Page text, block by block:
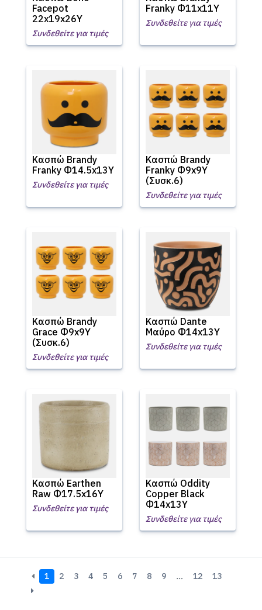
Facepot
22x19x26Υ
Συνδεθείτε για τιμές
Franky Φ11x11Υ
Συνδεθείτε για τιμές
Κασπώ Brandy
Franky Φ14.5x13Υ
Συνδεθείτε για τιμές
Κασπώ Brandy
Franky Φ9x9Υ
(Συσκ.6)
Συνδεθείτε για τιμές
Κασπώ Brandy
Grace Φ9x9Υ
(Συσκ.6)
Συνδεθείτε για τιμές
Κασπώ Dante
Μαύρο Φ14x13Υ
Συνδεθείτε για τιμές
Κασπώ Earthen
Raw Φ17.5x16Υ
Συνδεθείτε για τιμές
Κασπώ Oddity
Copper Black
Φ14x13Υ
Συνδεθείτε για τιμές
1 2 3 4 5 6 7 8 9 … 12 13